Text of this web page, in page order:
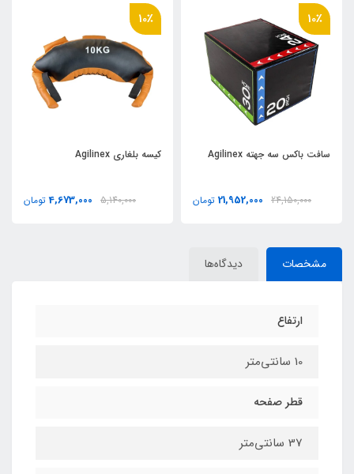
سافت باکس سه جهته Agilinex
24,150,000
10٪
21,952,000 تومان
کیسه بلغاری Agilinex
5,140,000
10٪
4,673,000 تومان
مشخصات دیدگاه‌ها
ارتفاع
10 سانتی‌متر
قطر صفحه
37 سانتی‌متر